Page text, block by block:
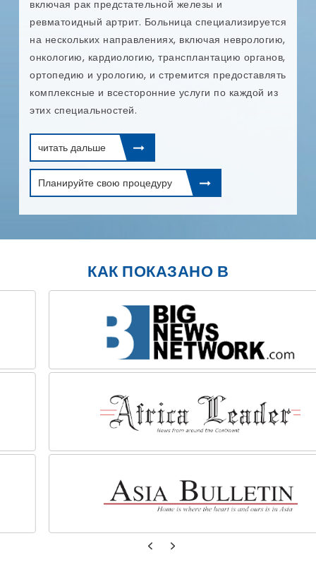
включая рак предстательной железы и
ревматоидный артрит. Больница специализируется
на нескольких направлениях, включая неврологию,
онкологию, кардиологию, трансплантацию органов,
ортопедию и урологию, и стремится предоставлять
комплексные и всесторонние услуги по каждой из
этих специальностей.
читать дальше
Планируйте свою процедуру
КАК ПОКАЗАНО В